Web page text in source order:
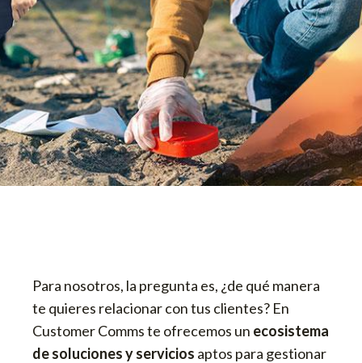
Para nosotros, la pregunta es, ¿de qué manera
te quieres relacionar con tus clientes? En
Customer Comms te ofrecemos un ecosistema
de soluciones y servicios aptos para gestionar